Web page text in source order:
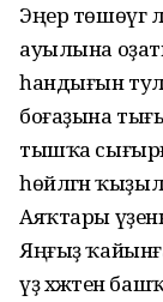
Эңер төшөүгә
ауылына
һандығын
боғаҙына
тышҡа сығырға
һөйләгән
Аяҡтары
Яңғыҙ ҡайынға
үҙ хәжәтен